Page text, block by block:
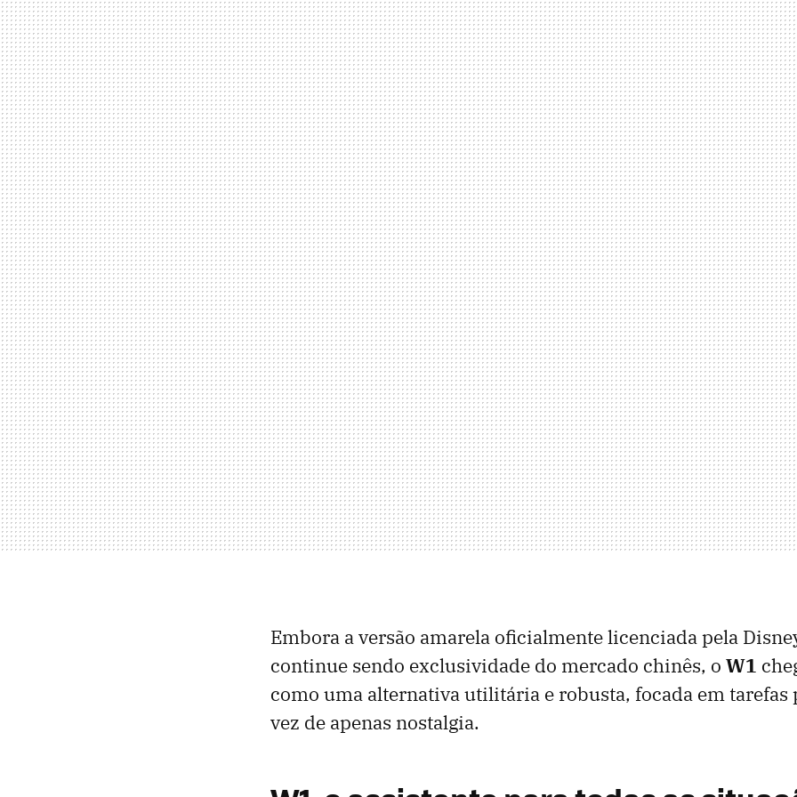
Embora a versão amarela oficialmente licenciada pela
continue sendo exclusividade do mercado chinês, o W1
como uma alternativa utilitária e robusta, focada em tarefas
vez de apenas nostalgia.